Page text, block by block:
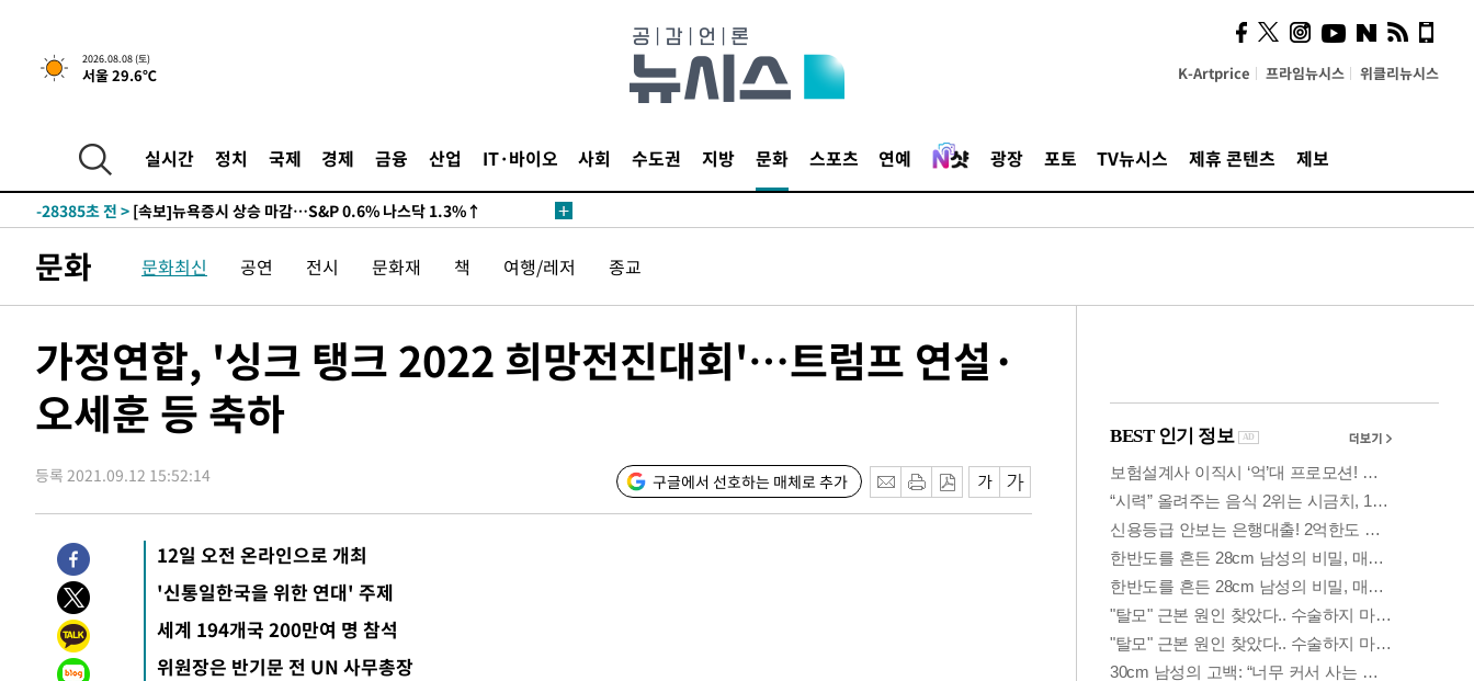
2026.08.08 (토)
서울 29.6℃ K-Artprice 프라임뉴시스 위클리뉴시스
실시간 정치 국제 경제 금융 산업 IT·바이오 사회 수도권 지방 문화 스포츠 연예 광장 포토 TV뉴시스 제휴 콘텐츠 제보
-28385초 전 > [속보]뉴욕증시 상승 마감…S&P 0.6% 나스닥 1.3%↑
문화 문화최신 공연 전시 문화재 책 여행/레저 종교
가정연합, '싱크 탱크 2022 희망전진대회'…트럼프 연설·
오세훈 등 축하
등록 2021.09.12 15:52:14 구글에서 선호하는 매체로 추가
12일 오전 온라인으로 개최
'신통일한국을 위한 연대' 주제
세계 194개국 200만여 명 참석
위원장은 반기문 전 UN 사무총장
시, 스마트폰 액세서리에
NFC 더했다